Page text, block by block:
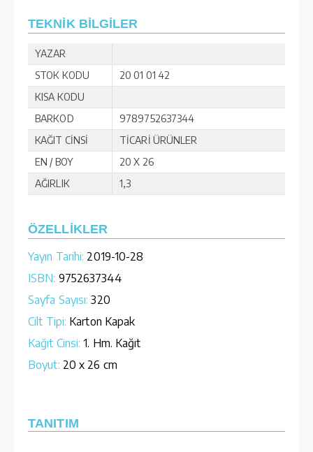
TEKNİK BİLGİLER
YAZAR
STOK KODU
20 01 01 42
KISA KODU
BARKOD
9789752637344
KAĞIT CİNSİ
TİCARİ ÜRÜNLER
EN / BOY
20 X 26
AĞIRLIK
1,3
ÖZELLİKLER
Yayın Tarihi: 2019-10-28
ISBN: 9752637344
Sayfa Sayısı: 320
Cilt Tipi: Karton Kapak
Kağıt Cinsi: 1. Hm. Kağıt
Boyut: 20 x 26 cm
TANITIM